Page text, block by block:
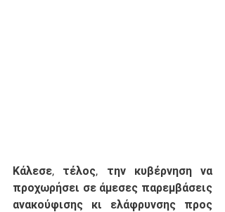
Κάλεσε, τέλος, την κυβέρνηση να
προχωρήσει σε άμεσες παρεμβάσεις
ανακούφισης κι ελάφρυνσης προς